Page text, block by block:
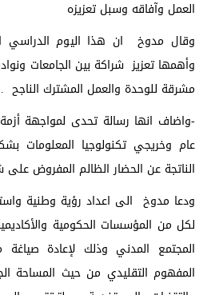
العمل وآفاقه وسبل تعزيزه
وقال مدوخ ان هذا اليوم الدراسي
وأهمها تعزيز شراكة بين الجامعات
مشرقة للوحدة والعمل المشترك الناجح .
-واضاف انها رسالة تحدى لمواجهة
عام وخريجي تكنولوجيا
الناتجة عن الحضار الظالم المفروض على
ودعا مدوخ الى اعداد رؤية وطنية
لكل من المؤسسات الحكومية
المجتمع المدني وذلك لإعادة
المفهوم التقليدي من حيث المساحة